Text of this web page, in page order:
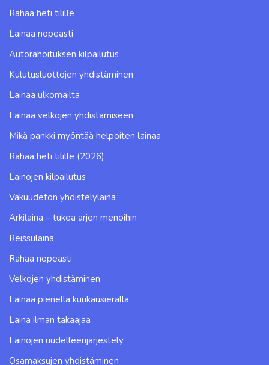
Rahaa heti tilille
Lainaa nopeasti
Autorahoituksen kilpailutus
Kulutusluottojen yhdistäminen
Lainaa ulkomailta
Lainaa velkojen yhdistämiseen
Mikä pankki myöntää helpoiten lainaa
Rahaa heti tilille (2026)
Lainojen kilpailutus
Vakuudeton yhdistelylaina
Arkilaina – tukea arjen menoihin
Reissulaina
Rahaa nopeasti
Velkojen yhdistäminen
Lainaa pienellä kuukausierällä
Laina ilman takaajaa
Lainojen uudelleenjärjestely
Osamaksujen yhdistäminen